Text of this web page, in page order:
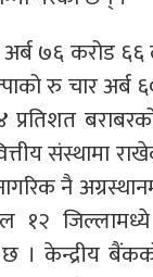
७६ करोड ६६
रु चार
प्रतिशत
संस्थामा
नै
१२
। केन्द्रीय